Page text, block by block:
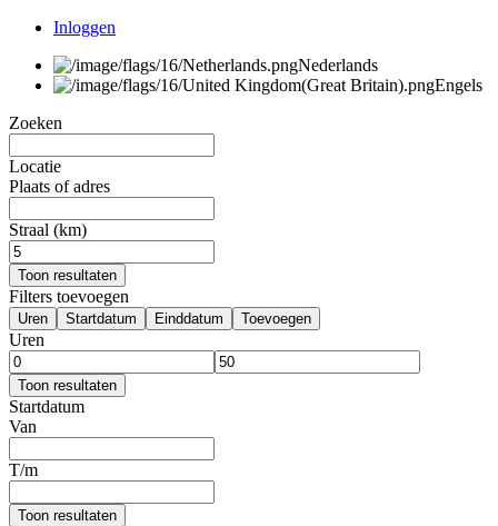
Inloggen
Nederlands
Engels
Zoeken
Locatie
Plaats of adres
Straal (km)
Toon resultaten
Filters toevoegen
Uren Startdatum Einddatum Toevoegen
Uren
Toon resultaten
Startdatum
Van
T/m
Toon resultaten